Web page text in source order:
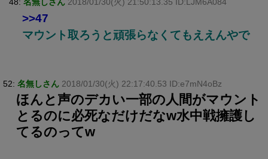
>>47
マウント取ろうと頑張らなくてもええんやで
52: 名無しさん 2018/01/30(火) 22:17:40.53 ID:e7mN4oBz
ほんと声のデカい一部の人間がマウント
とるのに必死なだけだなw水中戦擁護し
てるのってw